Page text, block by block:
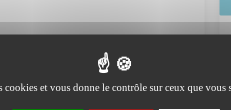
participé à la 17
organisé par le Département du
jeudi 21 mai la conteuse Céline RIPOLL.
les îles du Pacifique grâce au conte "La
cookies et vous donne le contrôle sur ceux que vous